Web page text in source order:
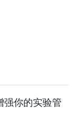
强你的实验管